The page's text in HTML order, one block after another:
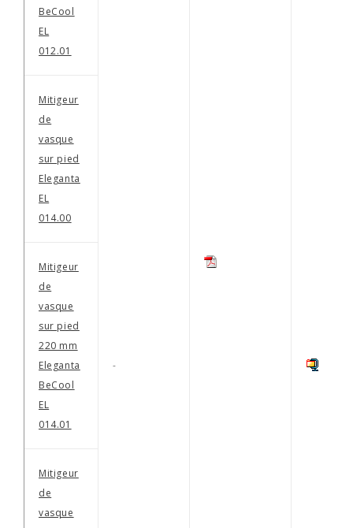
-
BeCool
EL
012.01
Mitigeur
de
vasque
sur pied
Eleganta
EL
014.00
Mitigeur
de
vasque
sur pied
220 mm
Eleganta
BeCool
EL
014.01
Mitigeur
de
vasque